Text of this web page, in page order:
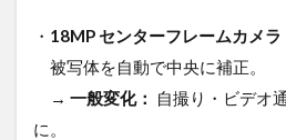
・ 18MP センターフレームカメラ
被写体を自動で中央に補正。
→ 一般変化：
自撮り・ビデオ
に。